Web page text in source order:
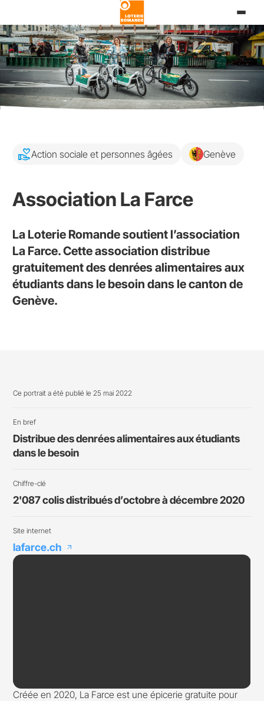
contenu
principal
volunteer_activismAction sociale et personnes âgées Genève
Association La Farce
La Loterie Romande soutient l’association
La Farce. Cette association distribue
gratuitement des denrées alimentaires aux
étudiants dans le besoin dans le canton de
Genève.
Ce portrait a été publié le 25 mai 2022
En bref
Distribue des denrées alimentaires aux étudiants
dans le besoin
Chiffre-clé
2'087 colis distribués d’octobre à décembre 2020
Site internet
lafarce.ch arrow_outward
Créée en 2020, La Farce est une épicerie gratuite pour